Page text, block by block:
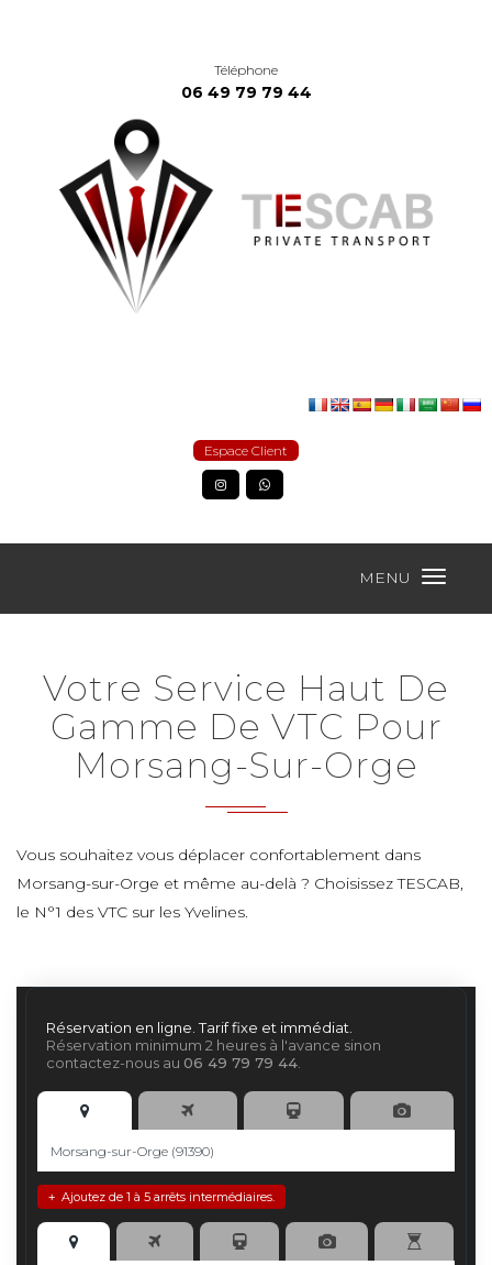
Téléphone
06 49 79 79 44
Espace Client
MENU
Votre Service Haut De
Gamme De VTC Pour
Morsang-Sur-Orge
Vous souhaitez vous déplacer confortablement dans
Morsang-sur-Orge et même au-delà ? Choisissez TESCAB,
le N°1 des VTC sur les Yvelines.
Réservation en ligne. Tarif fixe et immédiat.
Réservation minimum 2 heures à l'avance sinon
contactez-nous au 06 49 79 79 44
Ajoutez de 1 à 5 arrêts intermédiaires.
+